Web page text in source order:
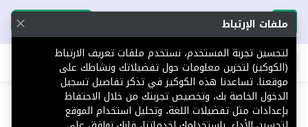
تحميل التطبيق تحميل التطبيق
اطلب عقارك
ملفات الإرتباط
لتحسين تجربة المستخدم، نستخدم ملفات تعريف الارتباط
(الكوكيز) لتخزين معلومات حول تفضيلاتك ونشاطك على
موقعنا. تساعدنا هذه الكوكيز في تذكر تفاصيل تسجيل
الدخول الخاصة بك، وتخصيص تجربتك من خلال الاحتفاظ
بإعدادات مثل تفضيلات اللغة، وتحليل استخدام الموقع